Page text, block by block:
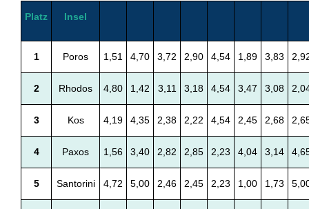
Platz Insel
1 Poros 1,51 4,70 3,72 2,90 4,54 1,89 3,83
2 Rhodos 4,80 1,42 3,11 3,18 4,54 3,47 3,08
3 Kos 4,19 4,35 2,38 2,22 4,54 2,45 2,68
4 Paxos 1,56 3,40 2,82 2,85 2,23 4,04 3,14
5 Santorini 4,72 5,00 2,46 2,45 2,23 1,00 1,73